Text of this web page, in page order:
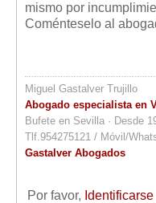
mismo por
Coménteselo al
Miguel Gastalver Trujillo
Abogado especialista en
Bufete en Sevilla · Desde
Tlf.954275121 / Móvil/
Gastalver Abogados
Por favor, Identificarse